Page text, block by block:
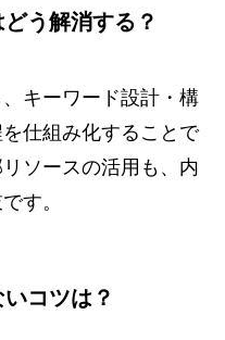
う解消する？
キーワード設計・構
仕組み化することで
ソースの活用も、内
す。
コツは？